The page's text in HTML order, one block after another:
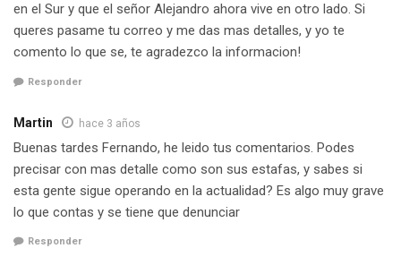
en el Sur y que el señor Alejandro ahora vive en otro lado. Si
queres pasame tu correo y me das mas detalles, y yo te
comento lo que se, te agradezco la informacion!
Responder
Martin hace 3 años
Buenas tardes Fernando, he leido tus comentarios. Podes
precisar con mas detalle como son sus estafas, y sabes si
esta gente sigue operando en la actualidad? Es algo muy grave
lo que contas y se tiene que denunciar
Responder